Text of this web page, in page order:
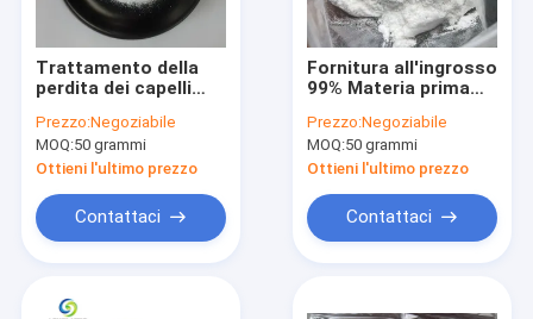
Trattamento della
perdita dei capelli
Minoxidil puro API
CAS 38304-91-5
Prezzo:Negoziabile
MOQ:50 grammi
Ottieni l'ultimo prezzo
Contattaci
Fornitura all'ingrosso
99% Materia prima
per la crescita dei
capelli CAS 38304-
91-5
Prezzo:Negoziabile
MOQ:50 grammi
Ottieni l'ultimo prezzo
Contattaci